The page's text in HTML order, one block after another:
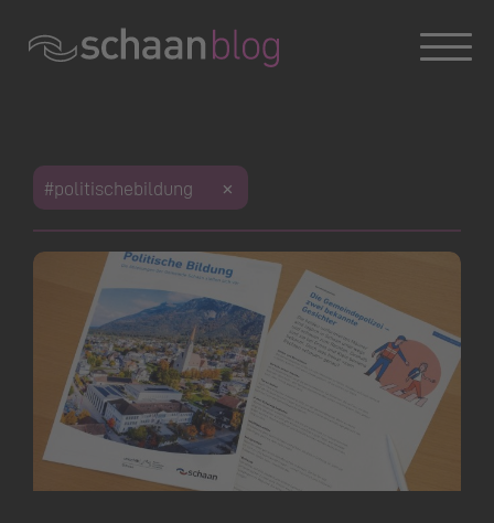
Dies ist das Weblog der Gemeinde Schaan. Haben Sie
Fragen zum Blog oder zu einem Beitrag?
Sie erreichen uns unterblog@schaan.lioder Tel. +423
237 72 00.
Offizielle Webseite der Gemeinde Schaan|
Impressum|Datenschutz
Konversation wird geladen
Konversation wird geladen
Konversation wird geladen
Konversation wird geladen
Konversation wird geladen
#politischebildung